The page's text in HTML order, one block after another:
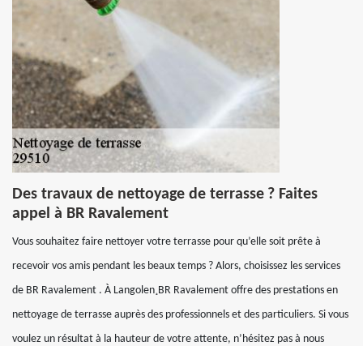
Des travaux de nettoyage de terrasse ? Faites
appel à BR Ravalement
Vous souhaitez faire nettoyer votre terrasse pour qu’elle soit prête à
recevoir vos amis pendant les beaux temps ? Alors, choisissez les services
de BR Ravalement . À Langolen¸BR Ravalement offre des prestations en
nettoyage de terrasse auprès des professionnels et des particuliers. Si vous
voulez un résultat à la hauteur de votre attente, n’hésitez pas à nous